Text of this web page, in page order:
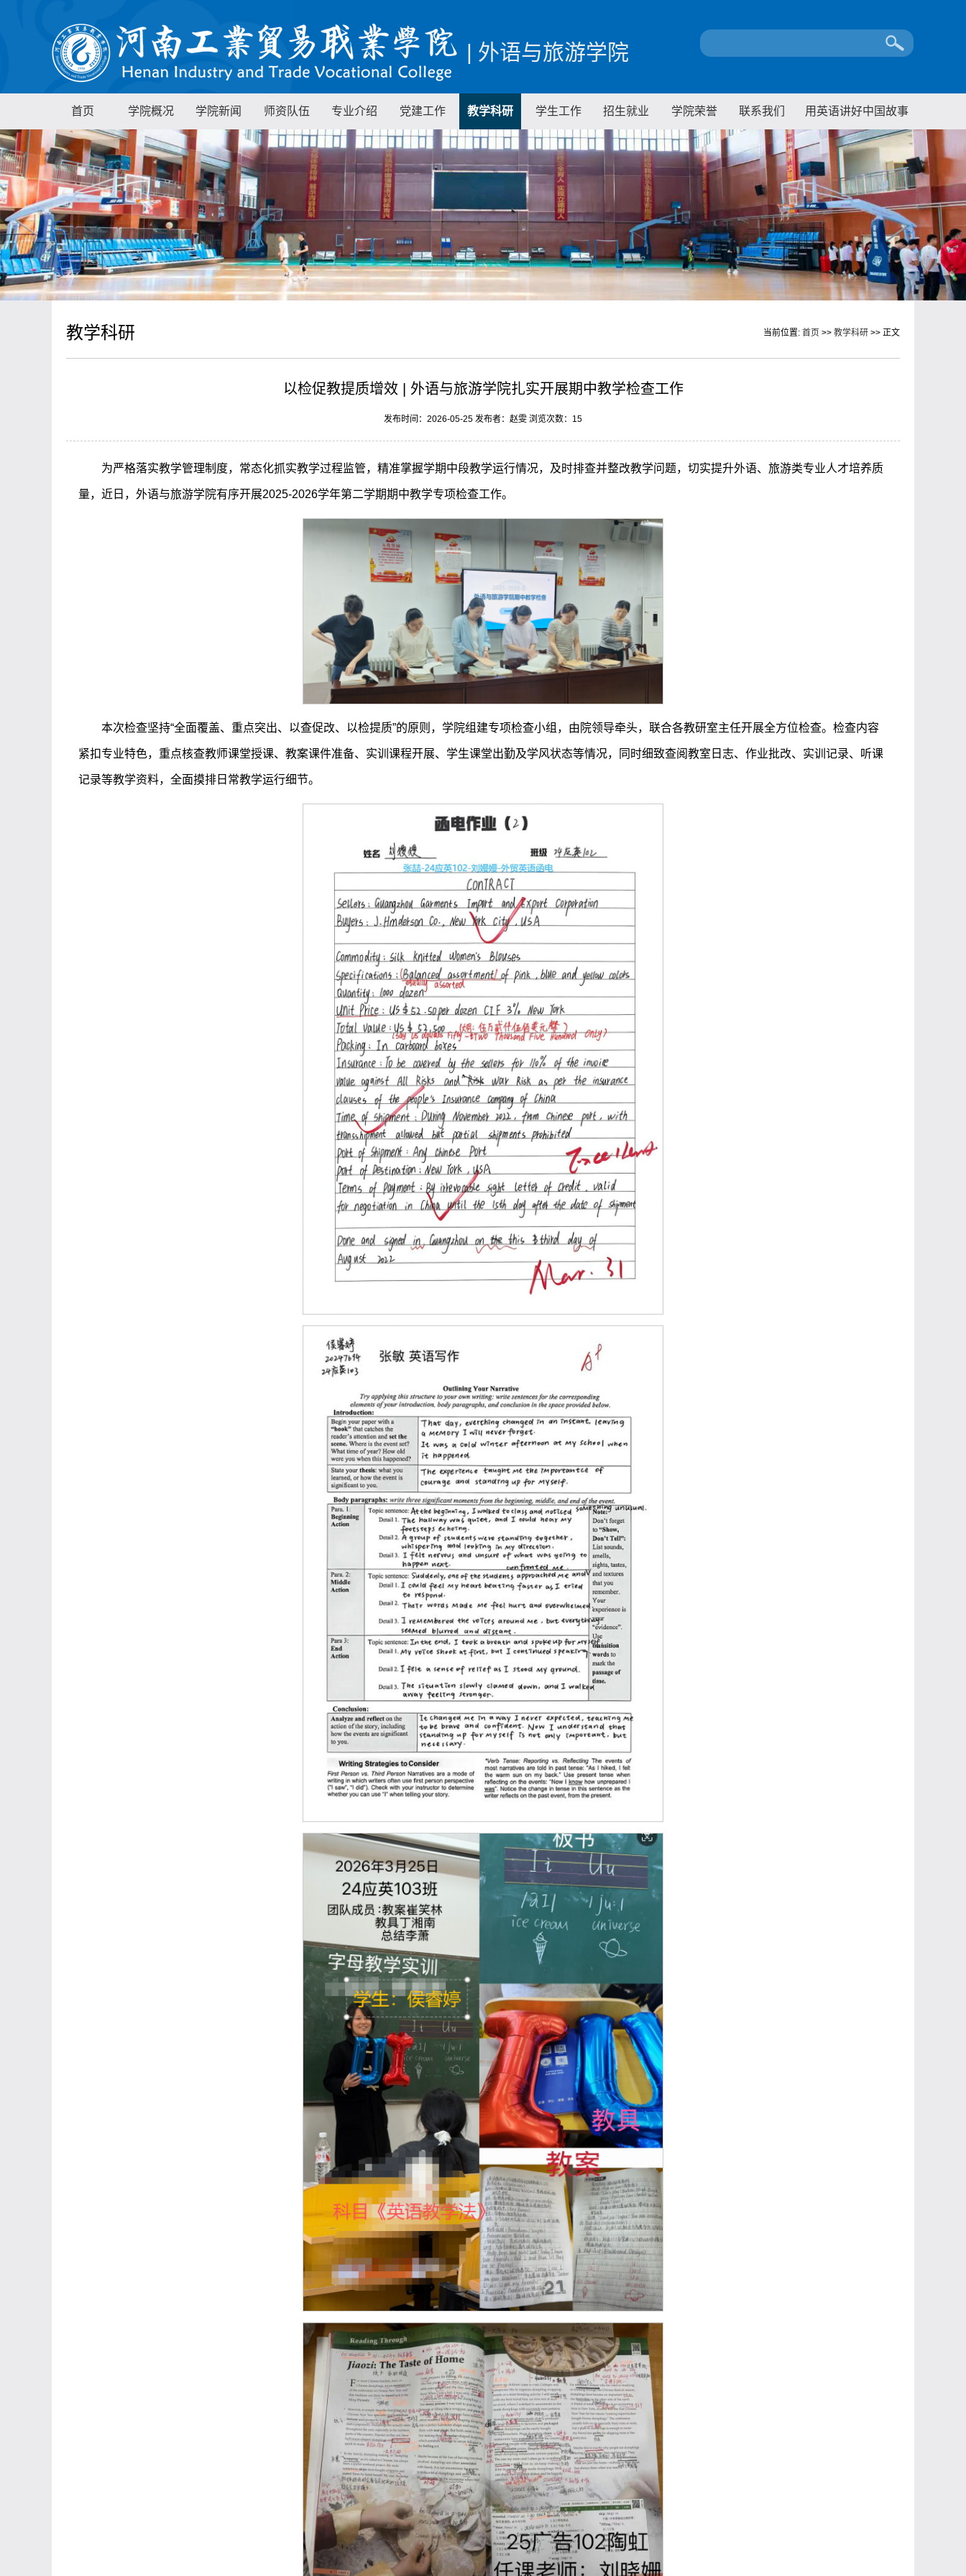
| 外语与旅游学院
首页 学院概况 学院新闻 师资队伍 专业介绍 党建工作 教学科研 学生工作 招生就业 学院荣誉 联系我们 用英语讲好中国故事
教学科研 当前位置: 首页 >> 教学科研 >> 正文
以检促教提质增效 | 外语与旅游学院扎实开展期中教学检查工作
发布时间：2026-05-25 发布者：赵雯 浏览次数： 15
为严格落实教学管理制度，常态化抓实教学过程监管，精准掌握学期中段教学运行情况，及时排查并整改教学问题，切实提升外语、旅游类专业人才培养质
量，近日，外语与旅游学院有序开展2025-2026学年第二学期期中教学专项检查工作。
本次检查坚持“全面覆盖、重点突出、以查促改、以检提质”的原则，学院组建专项检查小组，由院领导牵头，联合各教研室主任开展全方位检查。检查内容
紧扣专业特色，重点核查教师课堂授课、教案课件准备、实训课程开展、学生课堂出勤及学风状态等情况，同时细致查阅教室日志、作业批改、实训记录、听课
记录等教学资料，全面摸排日常教学运行细节。